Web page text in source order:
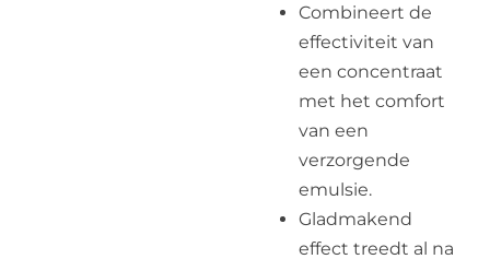
Combineert de
effectiviteit van
een concentraat
met het comfort
van een
verzorgende
emulsie.
Gladmakend
effect treedt al na